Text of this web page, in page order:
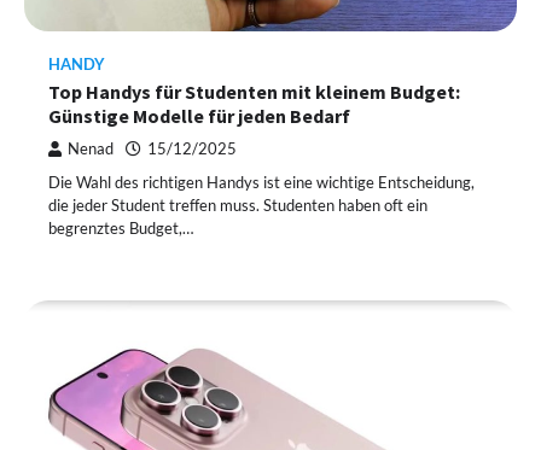
HANDY
Top Handys für Studenten mit kleinem Budget:
Günstige Modelle für jeden Bedarf
Nenad 15/12/2025
Die Wahl des richtigen Handys ist eine wichtige Entscheidung,
die jeder Student treffen muss. Studenten haben oft ein
begrenztes Budget,…